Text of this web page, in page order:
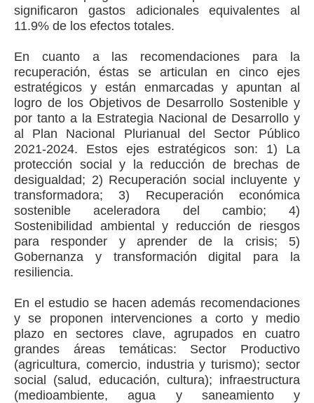
significaron gastos adicionales equivalentes al
11.9% de los efectos totales.
En cuanto a las recomendaciones para la
recuperación, éstas se articulan en cinco ejes
estratégicos y están enmarcadas y apuntan al
logro de los Objetivos de Desarrollo Sostenible y
por tanto a la Estrategia Nacional de Desarrollo y
al Plan Nacional Plurianual del Sector Público
2021-2024. Estos ejes estratégicos son: 1) La
protección social y la reducción de brechas de
desigualdad; 2) Recuperación social incluyente y
transformadora; 3) Recuperación económica
sostenible aceleradora del cambio; 4)
Sostenibilidad ambiental y reducción de riesgos
para responder y aprender de la crisis; 5)
Gobernanza y transformación digital para la
resiliencia.
En el estudio se hacen además recomendaciones
y se proponen intervenciones a corto y medio
plazo en sectores clave, agrupados en cuatro
grandes áreas temáticas: Sector Productivo
(agricultura, comercio, industria y turismo); sector
social (salud, educación, cultura); infraestructura
(medioambiente, agua y saneamiento y